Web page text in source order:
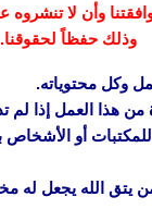
وأن لا
وذلك حفظاً لحقوقنا.
وكل محتوياته.
من هذا العمل إذا لم
أو الأشخاص
يتق الله يجعل له